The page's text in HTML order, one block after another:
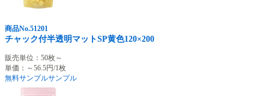
商品No.51201
チャック付半透明マットSP黄色120×200
販売単位：50枚～
単価：～56.5円/1枚
無料サンプルサンプル